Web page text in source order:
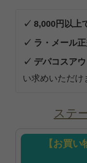
✓ 8,000円以上
✓ ラ・メール
✓ デパコスア
い求めいただけ
ステ
【お買